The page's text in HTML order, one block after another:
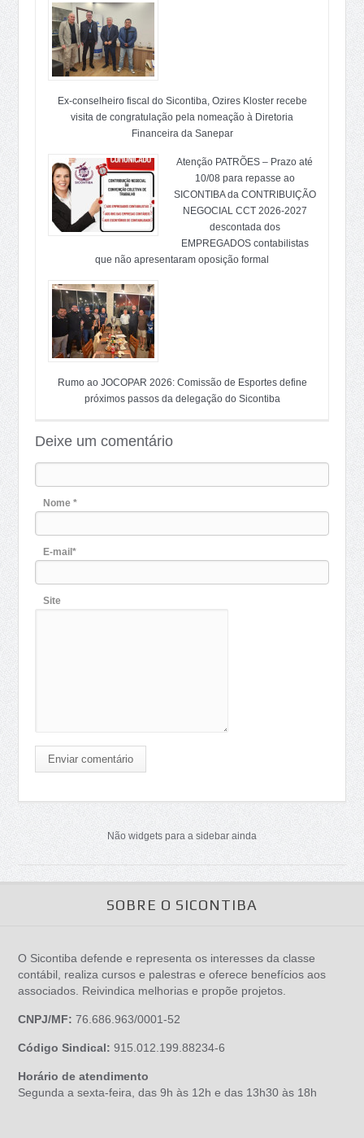
Ex-conselheiro fiscal do Sicontiba, Ozires Kloster recebe
visita de congratulação pela nomeação à Diretoria
Financeira da Sanepar
Atenção PATRÕES – Prazo até
10/08 para repasse ao
SICONTIBA da CONTRIBUIÇÃO
NEGOCIAL CCT 2026-2027
descontada dos
EMPREGADOS contabilistas
que não apresentaram oposição formal
Rumo ao JOCOPAR 2026: Comissão de Esportes define
próximos passos da delegação do Sicontiba
Deixe um comentário
Nome *
E-mail*
Site
Enviar comentário
Não widgets para a sidebar ainda
SOBRE O SICONTIBA
O Sicontiba defende e representa os interesses da classe
contábil, realiza cursos e palestras e oferece benefícios aos
associados. Reivindica melhorias e propõe projetos.
CNPJ/MF: 76.686.963/0001-52
Código Sindical: 915.012.199.88234-6
Horário de atendimento
Segunda a sexta-feira, das 9h às 12h e das 13h30 às 18h